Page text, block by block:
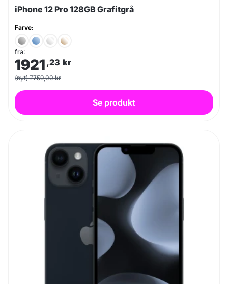
iPhone 12 Pro 128GB Grafitgrå
Farve:
fra:
1921 ,23 kr
(nyt) 7759,00 kr
Se produkt